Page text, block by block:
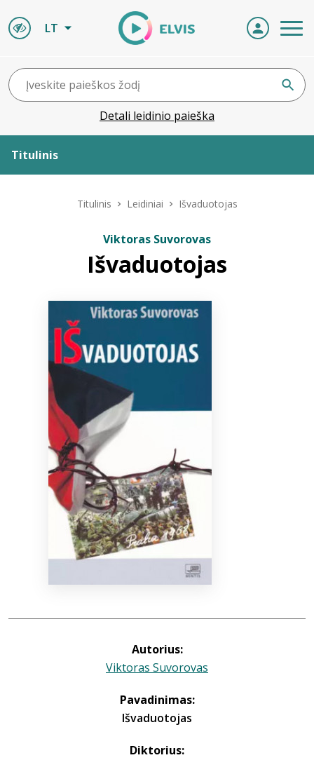
LT
Detali leidinio paieška
Titulinis
ELVIS atvyksta
Bibliotekoms
Titulinis Leidiniai Išvaduotojas
Viktoras Suvorovas
Išvaduotojas
Autorius:
Viktoras Suvorovas
Pavadinimas:
Išvaduotojas
Diktorius: